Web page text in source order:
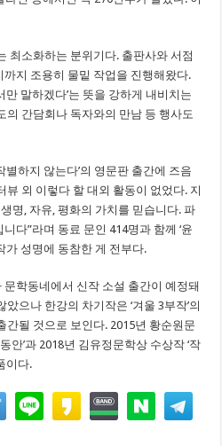
최소화하는 분위기다. 출판사와 서점
지 조용히 물밑 작업을 진행해왔다.
만 말하겠다’는 뜻을 강하게 내비치는
의 간담회나 독자와의 만남 등 행사도
별하지 않는다’의 영문판 출간에 즈음
뷰 외 이렇다 할 대외 활동이 없었다. 지
명, 자유, 평화의 가치를 믿습니다. 파
다”라며 동료 문인 414명과 함께 ‘윤
가 성명에 동참한 게 전부다.
학동네에서 신작 소설 출간이 예정돼
으나 한강의 차기작은 ‘겨울 3부작’의
간될 것으로 보인다. 2015년 황순원문
안’과 2018년 김유정문학상 수상작 ‘작
이다.